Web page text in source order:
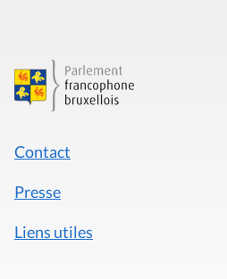
Contact
Presse
Liens utiles